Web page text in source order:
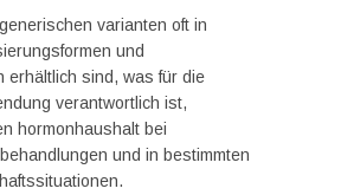
varianten oft in
und
erhältlich sind, was für die
verantwortlich ist,
hormonhaushalt bei
und in bestimmten